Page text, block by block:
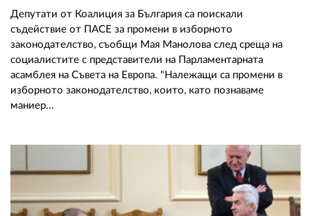
Депутати от Коалиция за България са поискали
съдействие от ПАСЕ за промени в изборното
законодателство, съобщи Мая Манолова след среща на
социалистите с представители на Парламентарната
асамблея на Съвета на Европа. "Належащи са промени в
изборното законодателство, които, като познаваме
маниер...